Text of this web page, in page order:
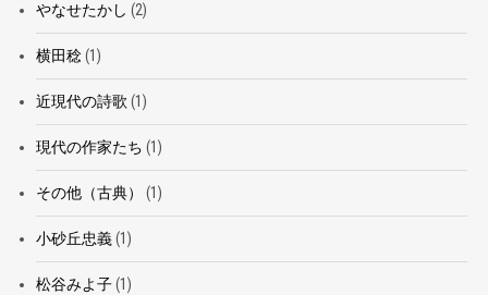
やなせたかし (2)
横田稔(1)
近現代の詩歌 (1)
現代の作家たち (1)
その他（古典） (1)
小砂丘忠義(1)
松谷みよ子(1)